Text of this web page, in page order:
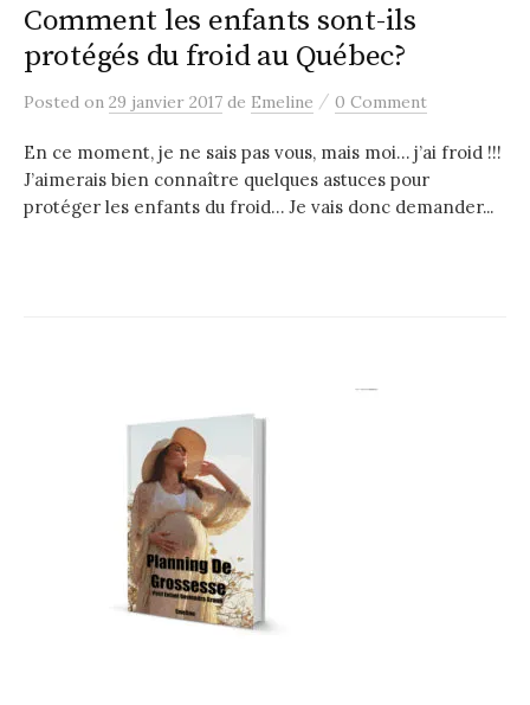
Comment les enfants sont-ils
protégés du froid au Québec?
Posted on 29 janvier 2017 de Emeline / 0 Comment
En ce moment, je ne sais pas vous, mais moi… j’ai froid !!!
J’aimerais bien connaître quelques astuces pour
protéger les enfants du froid… Je vais donc demander...